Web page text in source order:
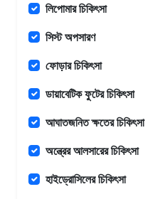
লিপোমার চিকিৎসা
সিস্ট অপসারণ
ফোড়ার চিকিৎসা
ডায়াবেটিক ফুটের চিকিৎসা
আঘাতজনিত ক্ষতের চিকিৎসা
অন্ত্রের আলসারের চিকিৎসা
হাইড্রোসিলের চিকিৎসা